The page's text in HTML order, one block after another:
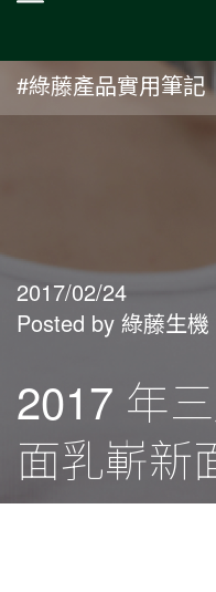
2017/02/24
Posted by 綠藤生
#綠藤產品實用筆記
2017 年
面乳嶄新